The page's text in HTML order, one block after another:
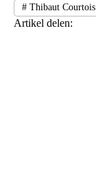
#Thibaut Courtois
Artikel delen: